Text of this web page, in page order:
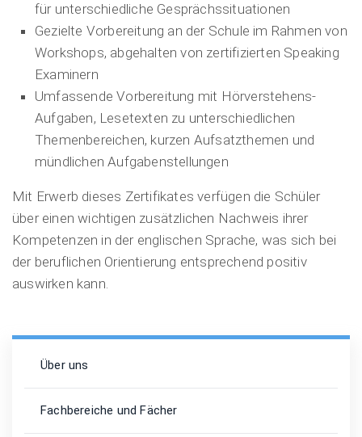
für unterschiedliche Gesprächssituationen
Gezielte Vorbereitung an der Schule im Rahmen von
Workshops, abgehalten von zertifizierten Speaking
Examinern
Umfassende Vorbereitung mit Hörverstehens-
Aufgaben, Lesetexten zu unterschiedlichen
Themenbereichen, kurzen Aufsatzthemen und
mündlichen Aufgabenstellungen
Mit Erwerb dieses Zertifikates verfügen die Schüler
über einen wichtigen zusätzlichen Nachweis ihrer
Kompetenzen in der englischen Sprache, was sich bei
der beruflichen Orientierung entsprechend positiv
auswirken kann.
Über uns
Fachbereiche und Fächer